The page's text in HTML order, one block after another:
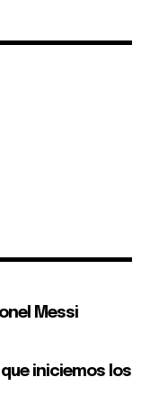
Messi
iniciemos los